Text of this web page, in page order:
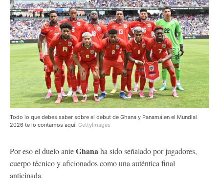
Todo lo que debes saber sobre el debut de Ghana y Panamá en el Mundial
2026 te lo contamos aquí. GettyImages
Por eso el duelo anteGhanaha sido señalado por jugadores,
cuerpo técnico y aficionados como una auténtica final
anticipada.